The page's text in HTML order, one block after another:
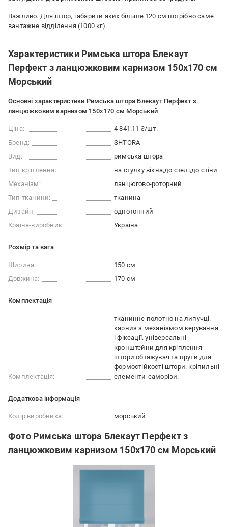
Важливо. Для штор, габарити яких більше 120 см потрібно саме
вантажне відділення (1000 кг).
Характеристики Римська штора Блекаут
Перфект з ланцюжковим карнизом 150х170 см
Морський
Основні характеристики Римська штора Блекаут Перфект з
ланцюжковим карнизом 150х170 см Морський
Ціна:
4 841.11 ₴/шт.
Бренд:
SHTORA
Вид:
римська штора
Тип кріплення:
на стулку вікна до стелі до стіни
Механізм:
ланцюгово-роторний
Тип тканини:
тканина
Дизайн:
однотонний
Країна-виробник:
Україна
Розмір та вага
Ширина:
150 см
Довжина:
170 см
Комплектація
Комплектація:
тканинне полотно на липучці.
карниз з механізмом керування
і фіксації. універсальні
кронштейни для кріплення
штори обтяжувач та прути для
формостійкості штори. кріпильні
елементи-саморізи.
Додаткова інформація
Колір виробника: морський
Фото Римська штора Блекаут Перфект з
ланцюжковим карнизом 150х170 см Морський